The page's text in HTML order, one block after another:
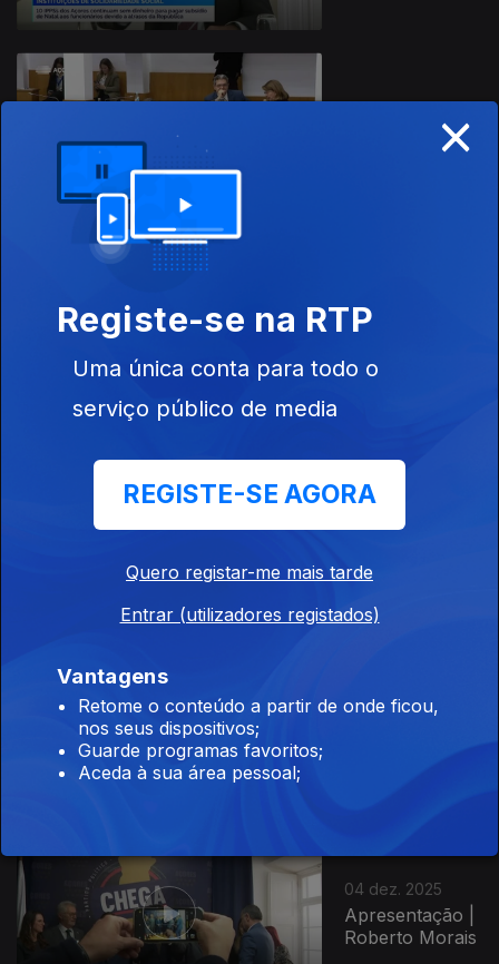
Apresentação |
10 dez. 2025
Apresentação |
09 dez. 2025
Apresentação |
05 dez. 2025
Apresentação |
04 dez. 2025
Apresentação |
Roberto Morais
×
Registe-se na RTP
Uma única conta para todo o
serviço público de media
REGISTE-SE AGORA
Quero registar-me mais tarde
Entrar (utilizadores registados)
Vantagens
Retome o conteúdo a partir de onde ficou,
nos seus dispositivos;
Guarde programas favoritos;
Aceda à sua área pessoal;